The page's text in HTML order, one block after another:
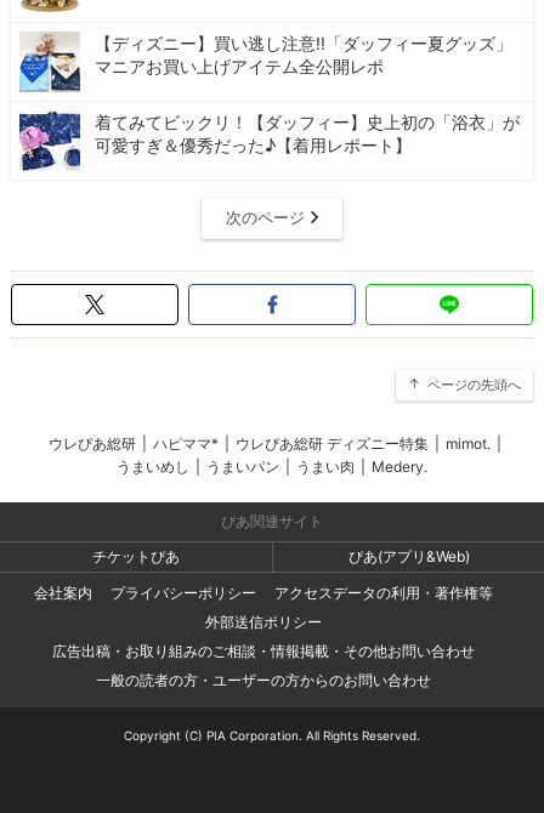
【ディズニー】買い逃し注意!!「ダッフィー夏グッズ」
マニアお買い上げアイテム全公開レポ
着てみてビックリ！【ダッフィー】史上初の「浴衣」が
可愛すぎ＆優秀だった♪【着用レポート】
次のページ
ページの先頭へ
ウレぴあ総研 ハピママ* ウレぴあ総研 ディズニー特集 mimot.
うまいめし
うまいパン うまい肉 Medery.
ぴあ関連サイト
チケットぴあ
ぴあ(アプリ&Web)
会社案内
プライバシーポリシー
アクセスデータの利用・著作権等
外部送信ポリシー
広告出稿・お取り組みのご相談・情報掲載・その他お問い合わせ
一般の読者の方・ユーザーの方からのお問い合わせ
Copyright (C) PIA Corporation. All Rights Reserved.